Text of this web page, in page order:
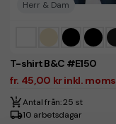
Herr & Dam
T-shirt B&C #E150
fr. 45,00 kr inkl. moms
Antal från: 25 st
10 arbetsdagar